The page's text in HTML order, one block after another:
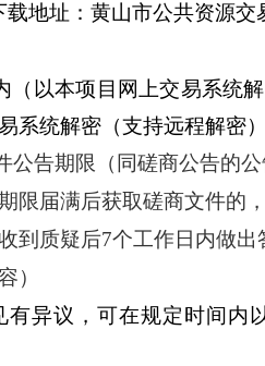
载地址：黄山市公共资源交
（以本项目网上交易系统
系统解密（支持远程解密）
公告期限（同磋商公告的
限届满后获取磋商文件的
到质疑后7个工作日内做
）
异议，可在规定时间内